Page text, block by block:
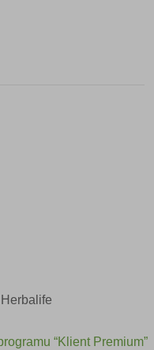
“Klient Premium”